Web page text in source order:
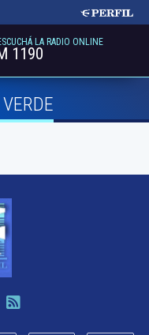
LA RADIO ONLINE
1190